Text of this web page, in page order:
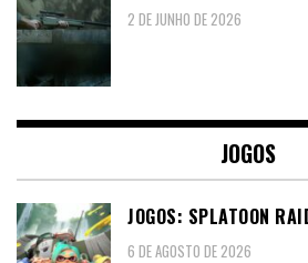
2 DE JUNHO DE 2026
JOGOS
JOGOS: SPLATOON
6 DE AGOSTO DE 2026